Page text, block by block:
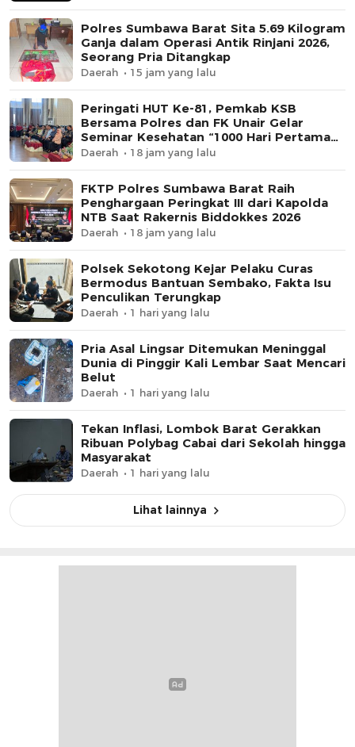
Polres Sumbawa Barat Sita 5.69 Kilogram
Ganja dalam Operasi Antik Rinjani 2026,
Seorang Pria Ditangkap
Daerah 15 jam yang lalu
Peringati HUT Ke-81, Pemkab KSB
Bersama Polres dan FK Unair Gelar
Seminar Kesehatan “1000 Hari Pertama
Kehidupan”
Daerah 18 jam yang lalu
FKTP Polres Sumbawa Barat Raih
Penghargaan Peringkat III dari Kapolda
NTB Saat Rakernis Biddokkes 2026
Daerah 18 jam yang lalu
Polsek Sekotong Kejar Pelaku Curas
Bermodus Bantuan Sembako, Fakta Isu
Penculikan Terungkap
Daerah 1 hari yang lalu
Pria Asal Lingsar Ditemukan Meninggal
Dunia di Pinggir Kali Lembar Saat Mencari
Belut
Daerah 1 hari yang lalu
Tekan Inflasi, Lombok Barat Gerakkan
Ribuan Polybag Cabai dari Sekolah hingga
Masyarakat
Daerah 1 hari yang lalu
Lihat lainnya